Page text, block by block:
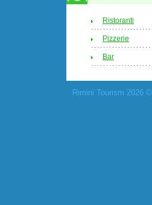
Ristoranti
Pizzerie
Bar
Rimini Tourism 2026 ©